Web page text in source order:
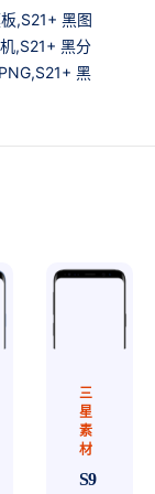
,S21+ 黑图
,S21+ 黑分
黑
三
星
素
材
S9